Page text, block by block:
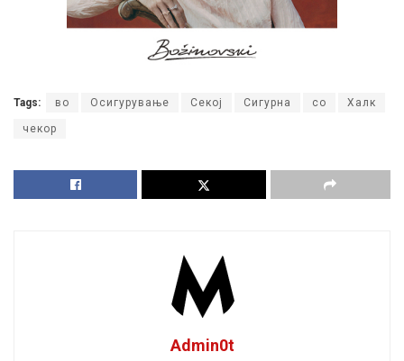
Tags: во Осигурување Секој Сигурна со Халк
чекор
Admin0t